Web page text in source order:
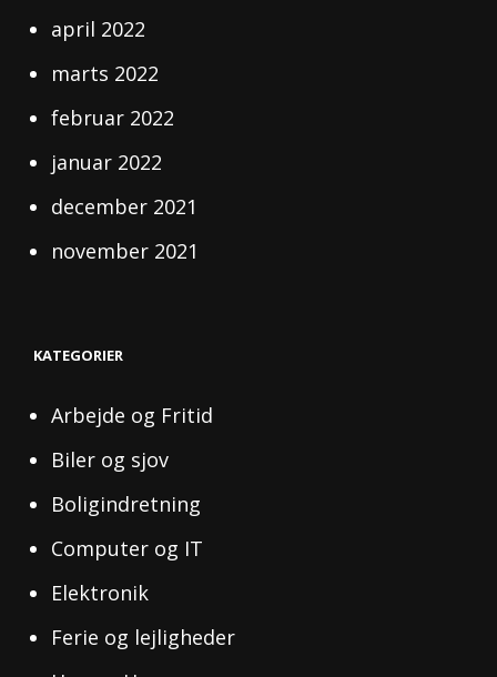
april 2022
marts 2022
februar 2022
januar 2022
december 2021
november 2021
KATEGORIER
Arbejde og Fritid
Biler og sjov
Boligindretning
Computer og IT
Elektronik
Ferie og lejligheder